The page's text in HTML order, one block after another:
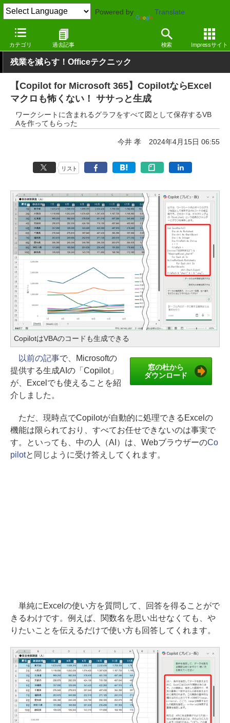
Powered by Translate
カテゴリ 過去記事 検索 Impressサイト
窓の杜 オフィス・ドキュメント Windows
残業を減らす！Officeテクニック
【Copilot for Microsoft 365】CopilotならExcel
マクロも怖くない！ ササっと生成
ワークシートに含まれるグラフをすべて図として保存するVB
Aを作ってもらった
今井 孝 2024年4月15日 06:55
リスト
CopilotはVBAのコードも生成できる
窓の杜から
ダウンロード
以前の記事で、Microsoftの
提供する生成AIの「Copilot」
が、Excelでも使えることを紹
介しました。
ただ、現時点でCopilotが自動的に処理できるExcelの
機能は限られており、すべてお任せできないのは事実で
す。といっても、中の人（AI）は、WebブラウザーのCo
pilotと同じように受け答えしてくれます。
単純にExcelの使い方を質問して、回答を得ることがで
きるわけです。例えば、関数名を思い出せなくても、や
りたいことを伝えるだけで使い方も回答してくれます。